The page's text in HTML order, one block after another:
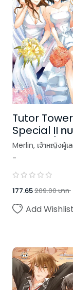
Tutor Tower
Special II ท
ตำราอีกครั้ง ใ
เธอ
Merlin, เจ้าหญิงผู้เ
-
177.65209.00บาท
Add Wishlist